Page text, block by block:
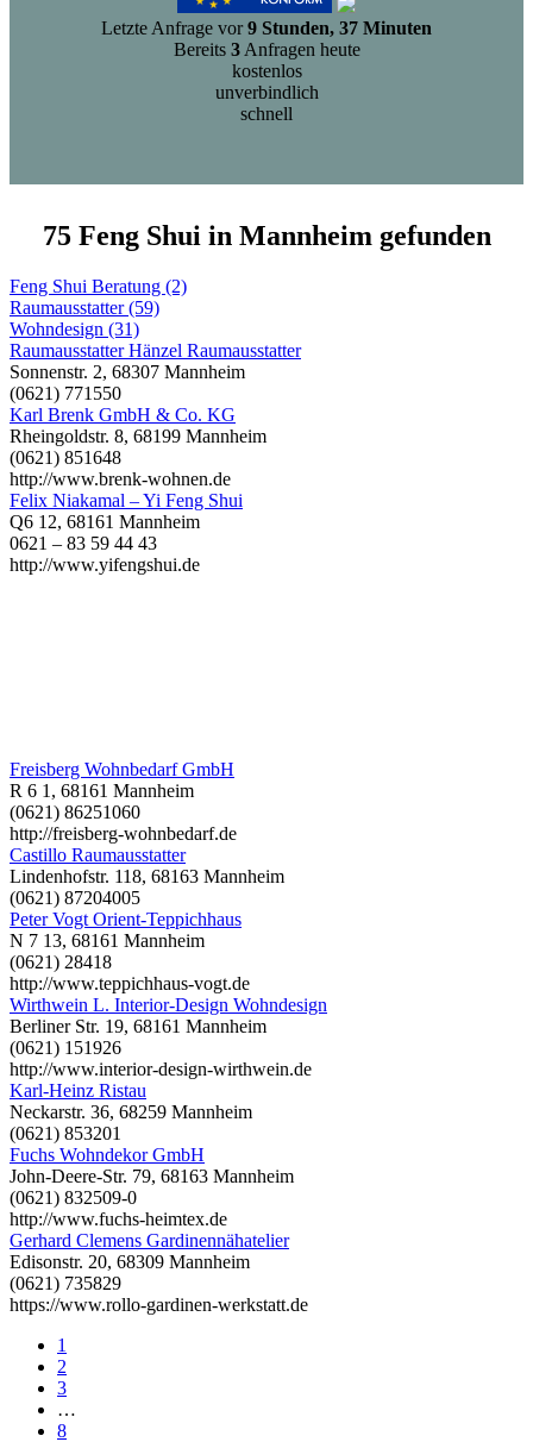
Letzte Anfrage vor9 Stunden, 37 Minuten
Bereits 3Anfragen heute
kostenlos
unverbindlich
schnell
75 Feng Shui in Mannheim gefunden
Feng Shui Beratung (2)
Raumausstatter (59)
Wohndesign (31)
Raumausstatter Hänzel Raumausstatter
Sonnenstr. 2, 68307 Mannheim
(0621) 771550
Karl Brenk GmbH & Co. KG
Rheingoldstr. 8, 68199 Mannheim
(0621) 851648
http://www.brenk-wohnen.de
Felix Niakamal – Yi Feng Shui
Q6 12, 68161 Mannheim
0621 – 83 59 44 43
http://www.yifengshui.de
Freisberg Wohnbedarf GmbH
R 6 1, 68161 Mannheim
(0621) 86251060
http://freisberg-wohnbedarf.de
Castillo Raumausstatter
Lindenhofstr. 118, 68163 Mannheim
(0621) 87204005
Peter Vogt Orient-Teppichhaus
N 7 13, 68161 Mannheim
(0621) 28418
http://www.teppichhaus-vogt.de
Wirthwein L. Interior-Design Wohndesign
Berliner Str. 19, 68161 Mannheim
(0621) 151926
http://www.interior-design-wirthwein.de
Karl-Heinz Ristau
Neckarstr. 36, 68259 Mannheim
(0621) 853201
Fuchs Wohndekor GmbH
John-Deere-Str. 79, 68163 Mannheim
(0621) 832509-0
http://www.fuchs-heimtex.de
Gerhard Clemens Gardinennähatelier
Edisonstr. 20, 68309 Mannheim
(0621) 735829
https://www.rollo-gardinen-werkstatt.de
1
2
3
…
8